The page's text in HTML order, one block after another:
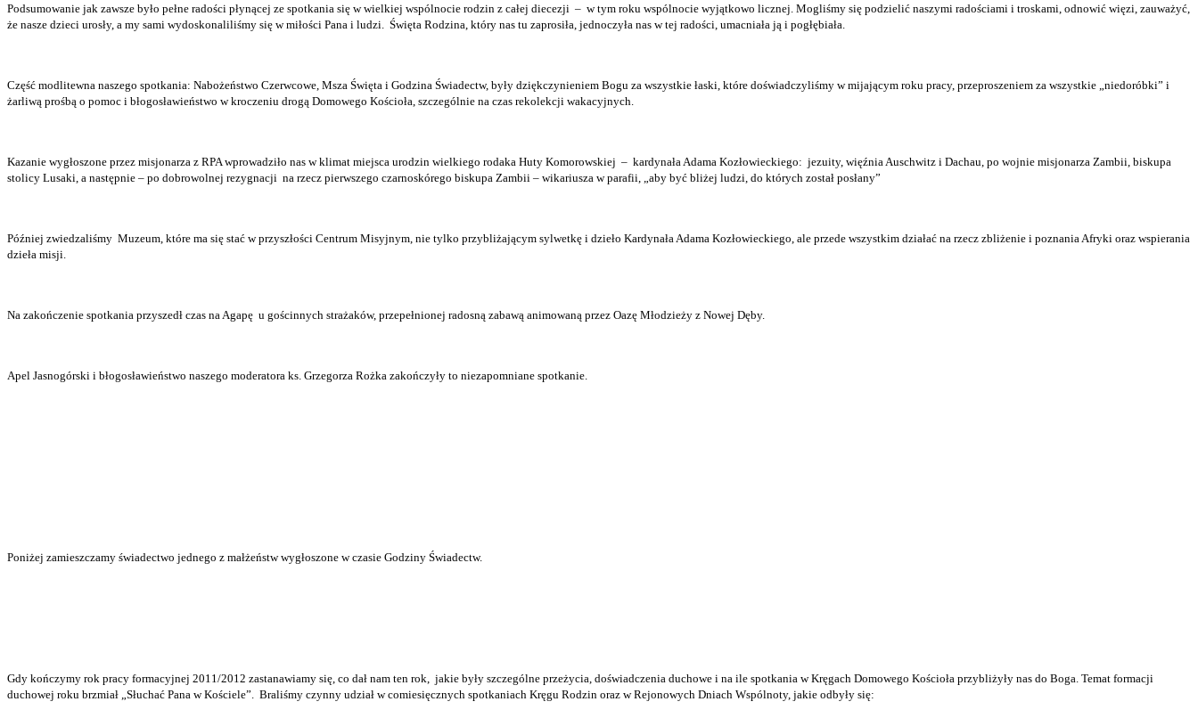
Podsumowanie jak zawsze było pełne radości płynącej ze spotkania się w wielkiej wspólnocie rodzin z całej diecezji – w tym roku wspólnocie wyjątkowo licznej. Mogliśmy się podzielić naszymi radościami i troskami, odnowić więzi, zauważyć,
że nasze dzieci urosły, a my sami wydoskonaliliśmy się w miłości Pana i ludzi.
Święta Rodzina, który nas tu zaprosiła, jednoczyła nas w tej radości, umacniała ją i pogłębiała.
Część modlitewna naszego spotkania: Nabożeństwo Czerwcowe, Msza Święta i Godzina Świadectw, były dziękczynieniem Bogu za wszystkie łaski, które doświadczyliśmy w mijającym roku pracy, przeproszeniem za wszystkie „niedoróbki” i
żarliwą prośbą o pomoc i błogosławieństwo w kroczeniu drogą Domowego Kościoła, szczególnie na czas rekolekcji wakacyjnych.
Kazanie wygłoszone przez misjonarza z RPA wprowadziło nas w klimat miejsca urodzin wielkiego rodaka Huty Komorowskiej – kardynała Adama Kozłowieckiego: jezuity, więźnia Auschwitz i Dachau, po wojnie misjonarza Zambii, biskupa
stolicy Lusaki, a następnie – po dobrowolnej rezygnacji na rzecz pierwszego czarnoskórego biskupa Zambii – wikariusza w parafii, „aby być bliżej ludzi, do których został posłany”
Później zwiedzaliśmy Muzeum, które ma się stać w przyszłości Centrum Misyjnym, nie tylko przybliżającym sylwetkę i dzieło Kardynała Adama Kozłowieckiego, ale przede wszystkim działać na rzecz zbliżenie i poznania Afryki oraz wspierania
dzieła misji.
Na zakończenie spotkania przyszedł czas na Agapę u gościnnych strażaków, przepełnionej radosną zabawą animowaną przez Oazę Młodzieży z Nowej Dęby.
Apel Jasnogórski i błogosławieństwo naszego moderatora ks. Grzegorza Rożka zakończyły to niezapomniane spotkanie.
Poniżej zamieszczamy świadectwo jednego z małżeństw wygłoszone w czasie Godziny Świadectw.
Gdy kończymy rok pracy formacyjnej 2011/2012 zastanawiamy się, co dał nam ten rok,
jakie były szczególne przeżycia, doświadczenia duchowe i na ile spotkania w Kręgach Domowego Kościoła przybliżyły nas do Boga. Temat formacji
duchowej roku brzmiał „Słuchać Pana w Kościele”.
Braliśmy czynny udział w comiesięcznych spotkaniach Kręgu Rodzin oraz w Rejonowych Dniach Wspólnoty, jakie odbyły się: